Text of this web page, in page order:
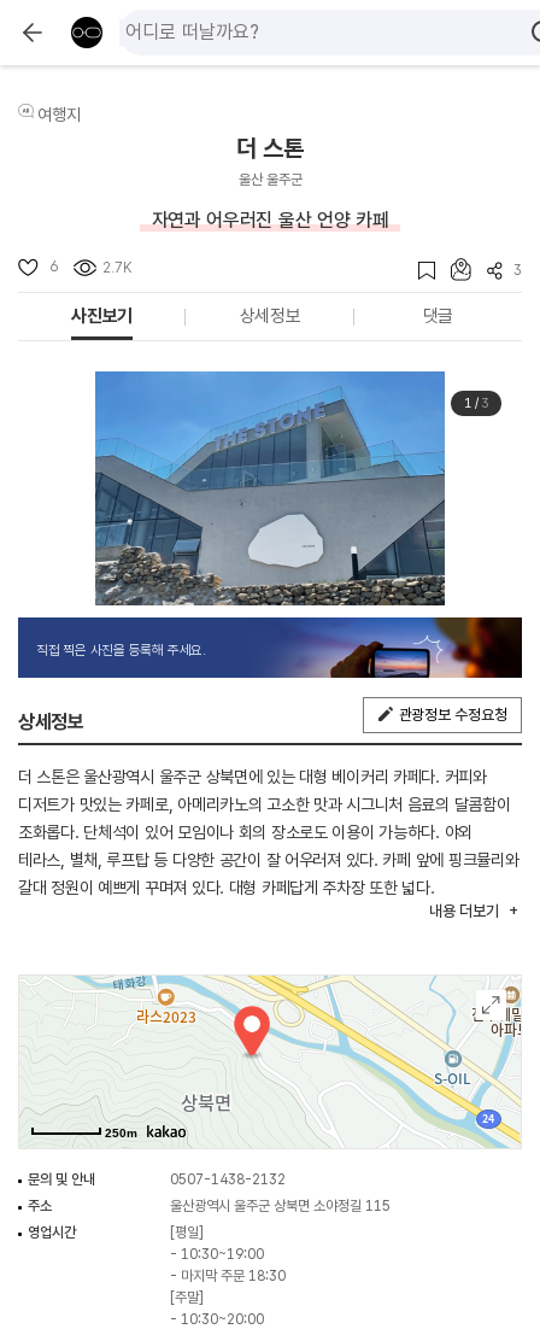
여행지
더 스톤
울산 울주군
자연과 어우러진 울산 언양 카페
6 2.7K 3
사진보기 상세정보 댓글
1/ 3
직접 찍은 사진을 등록해 주세요.
상세정보 관광정보 수정요청
더 스톤은 울산광역시 울주군 상북면에 있는 대형 베이커리 카페다. 커피와
디저트가 맛있는 카페로, 아메리카노의 고소한 맛과 시그니처 음료의 달콤함이
조화롭다. 단체석이 있어 모임이나 회의 장소로도 이용이 가능하다. 야외
테라스, 별채, 루프탑 등 다양한 공간이 잘 어우러져 있다. 카페 앞에 핑크뮬리와
갈대 정원이 예쁘게 꾸며져 있다. 대형 카페답게 주차장 또한 넓다.
내용 더보기
250m
문의 및 안내
0507-1438-2132
주소
울산광역시 울주군 상북면 소야정길 115
영업시간
[평일]
- 10:30~19:00
- 마지막 주문 18:30
[주말]
- 10:30~20:00